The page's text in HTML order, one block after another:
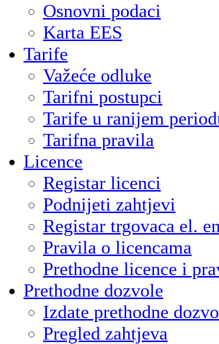
Osnovni podaci
Karta EES
Tarife
Važeće odluke
Tarifni postupci
Tarife u ranijem
Tarifna pravila
Licence
Registar licenci
Podnijeti zahtjevi
Registar trgovaca el.
Pravila o licencama
Prethodne licence i
Prethodne dozvole
Izdate prethodne
Pregled zahtjeva